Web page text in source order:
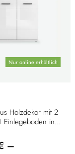
Nur online erhältlich
Holzdekor mit 2
Einlegeboden in...
–